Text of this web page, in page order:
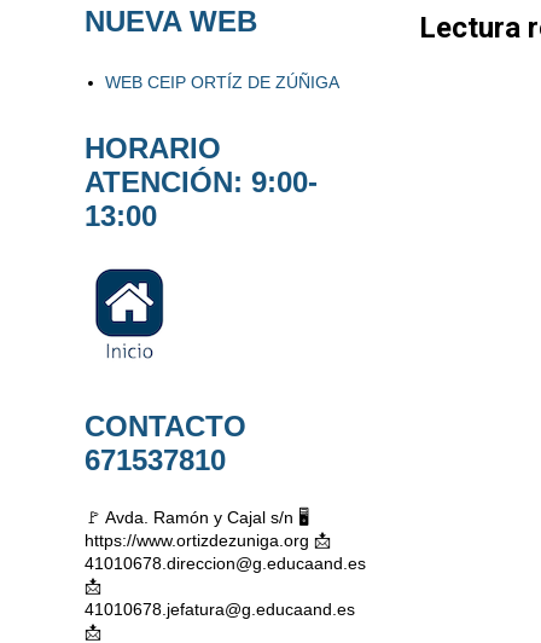
Lectura
NUEVA WEB
WEB CEIP ORTÍZ DE ZÚÑIGA
HORARIO
ATENCIÓN: 9:00-
13:00
CONTACTO
671537810
🚩 Avda. Ramón y Cajal s/n 🖥️
https://www.ortizdezuniga.org 📩
41010678.direccion@g.educaand.es
📩
41010678.jefatura@g.educaand.es
📩